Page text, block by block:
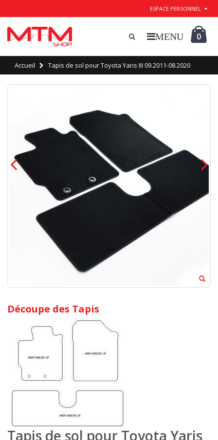
ESPACE PERSONNEL
0
Accueil Tapis de sol pour Toyota Yaris III 09.2011-08.2020
Découpe des Tapis
Tapis de sol pour Toyota Yaris